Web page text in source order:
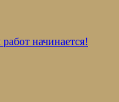
начинается!